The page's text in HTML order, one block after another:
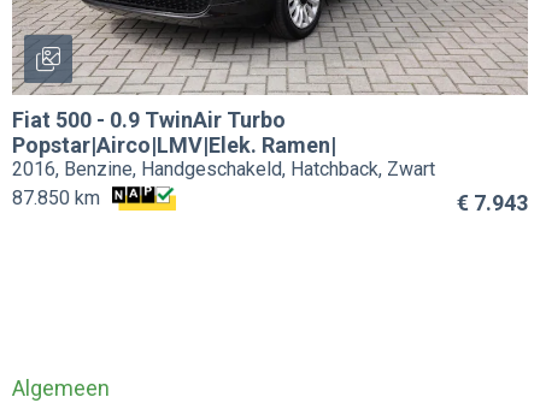
Fiat 500 - 0.9 TwinAir Turbo
Popstar|Airco|LMV|Elek. Ramen|
2016, Benzine, Handgeschakeld, Hatchback, Zwart
€ 7.943
87.850 km
Algemeen